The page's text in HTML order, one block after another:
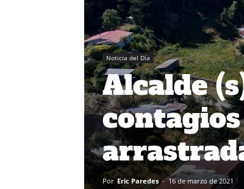
Noticia del Día
Alcalde
Por Eric Paredes - 16 de marzo de 2021